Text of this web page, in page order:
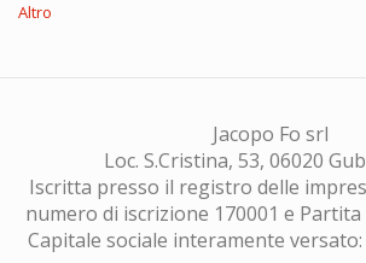
Altro
Jacopo Fo srl
Loc. S.Cristina, 53, 06020
Iscritta presso il registro delle
numero di iscrizione 170001 e Partita
Capitale sociale interamente versato: